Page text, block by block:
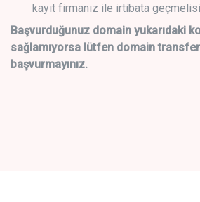
kayıt firmanız ile irtibata
Başvurduğunuz domain yukarıdaki
sağlamıyorsa lütfen domain
başvurmayınız.